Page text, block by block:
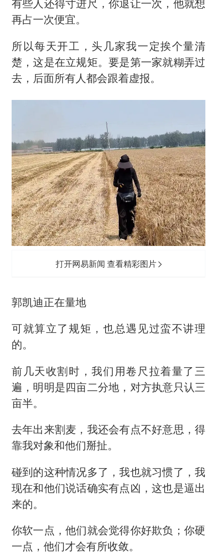
有些人还得寸进尺，你退让一次，他就想
再占一次便宜。
所以每天开工，头几家我一定挨个量清
楚，这是在立规矩。要是第一家就糊弄过
去，后面所有人都会跟着虚报。
打开网易新闻 查看精彩图片
郭凯迪正在量地
可就算立了规矩，也总遇见过蛮不讲理
的。
前几天收割时，我们用卷尺拉着量了三
遍，明明是四亩二分地，对方执意只认三
亩半。
去年出来割麦，我还会有点不好意思，得
靠我对象和他们掰扯。
碰到的这种情况多了，我也就习惯了，我
现在和他们说话确实有点凶，这也是逼出
来的。
你软一点，他们就会觉得你好欺负；你硬
一点，他们才会有所收敛。